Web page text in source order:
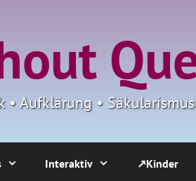
• Aufklärung •
Interaktiv ↗Kinder